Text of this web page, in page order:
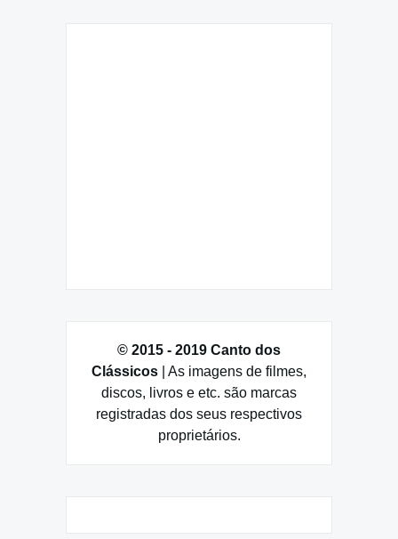
© 2015 - 2019 Canto dos
Clássicos | As imagens de filmes,
discos, livros e etc. são marcas
registradas dos seus respectivos
proprietários.